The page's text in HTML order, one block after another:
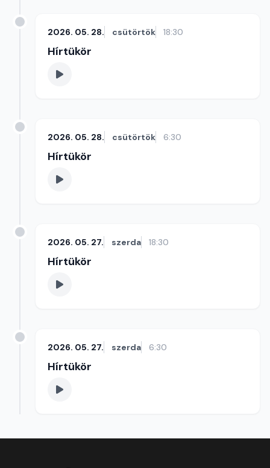
2026. 05. 28. csütörtök 18:30
Hírtükör
2026. 05. 28. csütörtök 6:30
Hírtükör
2026. 05. 27. szerda 18:30
Hírtükör
2026. 05. 27. szerda 6:30
Hírtükör